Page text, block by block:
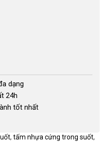
dạng
24h
tốt nhất
, tấm nhựa cứng trong suốt,